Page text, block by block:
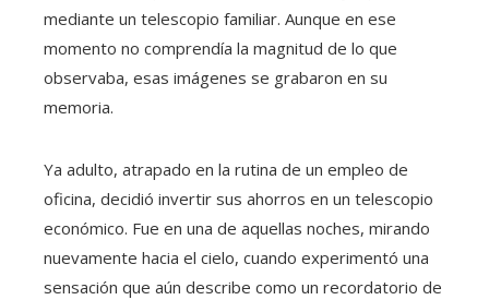
mediante un telescopio familiar. Aunque en ese
momento no comprendía la magnitud de lo que
observaba, esas imágenes se grabaron en su
memoria.
Ya adulto, atrapado en la rutina de un empleo de
oficina, decidió invertir sus ahorros en un telescopio
económico. Fue en una de aquellas noches, mirando
nuevamente hacia el cielo, cuando experimentó una
sensación que aún describe como un recordatorio de